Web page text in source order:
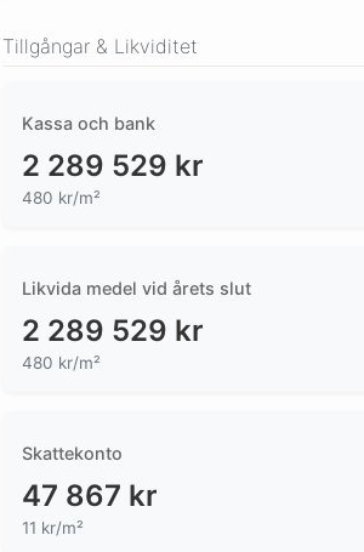
Tillgångar & Likviditet
Kassa och bank
2 289 529 kr
480 kr/m²
Likvida medel vid årets slut
2 289 529 kr
480 kr/m²
Skattekonto
47 867 kr
11 kr/m²